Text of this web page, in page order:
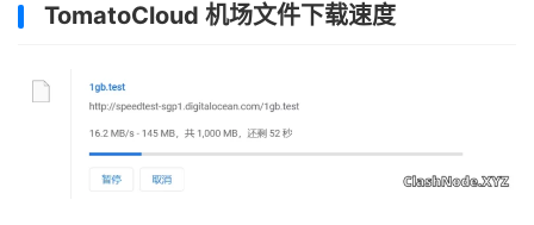
TomatoCloud 机场文件下载速度